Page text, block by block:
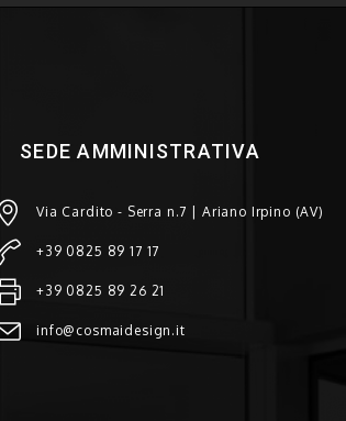
SEDE AMMINISTRATIVA
Via Cardito - Serra n.7 | Ariano Irpino (AV)
+39 0825 89 17 17
+39 0825 89 26 21
info@cosmaidesign.it